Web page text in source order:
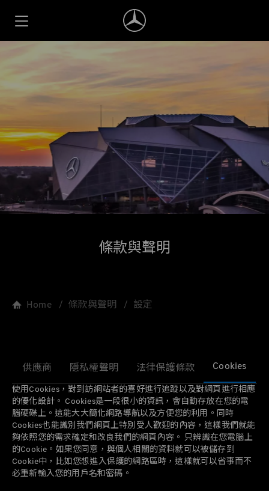
條款與聲明
Home 條款與聲明 設定
供應商 隱私權聲明 法律保護條款 Cookies
使用Cookies，對到訪網站者的喜好進行追蹤以及對網頁進行相應
的優化設計。 Cookies是一段很小的資訊，會自動存放在您的電
腦硬碟上。這能大大簡化網路導航以及方便您的利用。同時
Cookies也能識別我們網頁上特別受人歡迎的內容，這樣我們就能
夠依照您的需求確定和改良我們的網頁內容。 只辨識在您電腦上
的Cookie。如果您同意，與個人相關的資料就可以被儲存到
Cookie中，比如您想進入保護的網路區時，這樣就可以省事而不
必重新輸入您的用戶名和密碼。